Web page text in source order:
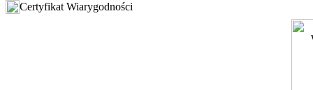
Certyfikat Wiarygodności